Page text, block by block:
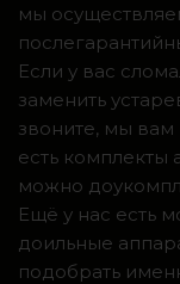
мы
Если у вас
заменить
звоните, мы
есть комплекты
можно
Ещё у нас есть
доильные
подобрать